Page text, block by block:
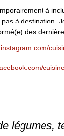
à
à destination.
des
légumes,